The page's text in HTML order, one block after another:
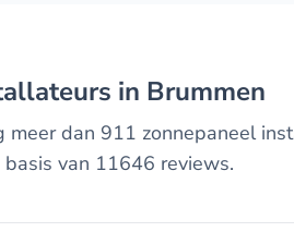
in Brummen
dan 911 zonnepaneel
van 11646 reviews.